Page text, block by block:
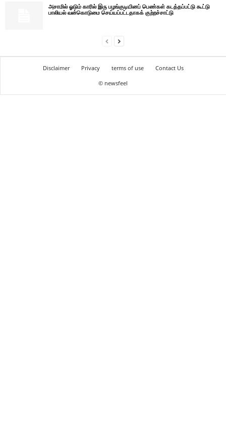
அசாமில் ஓடும் காரில் இரு பழங்குடியினப் பெண்கள் கடத்தப்பட்டு கூட்டு
பாலியல் வன்கொடுமை செய்யப்பட்டதாகக் குற்றச்சாட்டு
Disclaimer Privacy terms of use
Contact Us
© newsfeel